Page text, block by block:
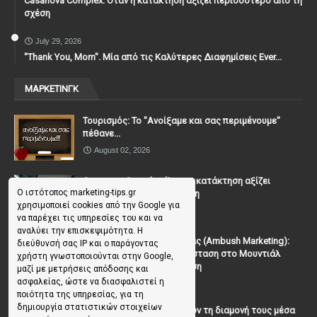
Ο ιστότοπος marketing-tips.gr
χρησιμοποιεί cookies από την Google για
να παρέχει τις υπηρεσίες του και να
αναλύει την επισκεψιμότητα. Η
διεύθυνσή σας IP και ο παράγοντας
χρήστη γνωστοποιούνται στην Google,
μαζί με μετρήσεις απόδοσης και
ασφαλείας, ώστε να διασφαλιστεί η
ποιότητα της υπηρεσίας, για τη
δημιουργία στατιστικών στοιχείων
σχέση
July 29, 2026
"Thank You, Mοm". Μία από τις Καλύτερες Διαφημίσεις Ever...
ΜΑΡΚΕΤΙΝΓΚ
Τουρισμός: Το "Ανοίξαμε και σας περιμένουμε"
πέθανε...
August 02, 2026
Casanova Complex: Όταν η κατάκτηση αξίζει
περισσότερο από τη σχέση
July 31, 2026
To Μάρκετινγκ της Ενέδρας (Ambush Marketing):
Πώς να κλέψεις την παράσταση στο Μουντιάλ
χωρίς (επίσημη) πρόσκληση
July 19, 2026
Γιατί οι επισκέπτες ξεχνούν τη διαμονή τους μέσα